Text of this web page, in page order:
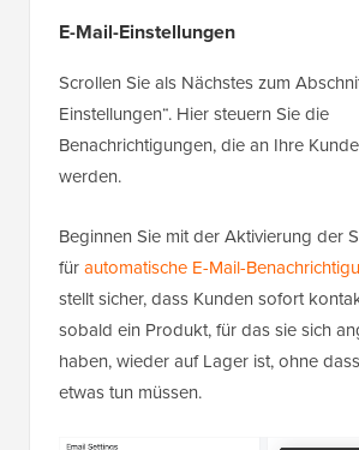
E-Mail-Einstellungen
Scrollen Sie als Nächstes zum
Einstellungen“. Hier steuern Sie die
Benachrichtigungen, die an Ihre
werden.
Beginnen Sie mit der Aktivierung der
fürautomatische E-Mail-
stellt sicher, dass Kunden sofort
sobald ein Produkt, für das sie sich
haben, wieder auf Lager ist, ohne
etwas tun müssen.